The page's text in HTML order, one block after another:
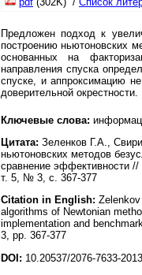
Предложен подход к
построению ньютоновских
основанных на
направления спуска
спуске, и аппроксимацию
доверительной окрестности.
Ключевые слова:
Цитата: Зеленков Г.А.,
ньютоновских методов
сравнение эффективности
т. 5, № 3, с. 367-377
Citation in English:
algorithms of Newtonian
implementation and
3, pp. 367-377
DOI: 10.20537/2076-7633-